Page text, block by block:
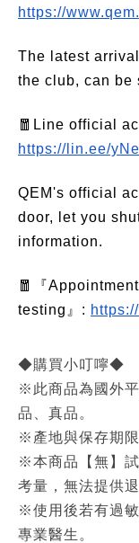
https://
The latest
the club, can be
🧧Line official
https://lin.ee/
QEM's official
door, let you
information.
🧧『
testing』:
◆購買小叮嚀◆
※此商品為國外
品、真品。
※產地與保存期
※本商品【無】
考量，無法提供
※使用後若有過
專業醫生。